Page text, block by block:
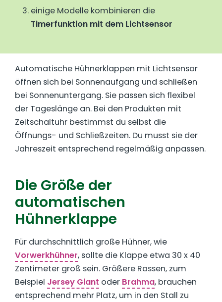
einige Modelle kombinieren die
Timerfunktion mit dem Lichtsensor
Automatische Hühnerklappen mit Lichtsensor
öffnen sich bei Sonnenaufgang und schließen
bei Sonnenuntergang. Sie passen sich flexibel
der Tageslänge an. Bei den Produkten mit
Zeitschaltuhr bestimmst du selbst die
Öffnungs- und Schließzeiten. Du musst sie der
Jahreszeit entsprechend regelmäßig anpassen.
Die Größe der
automatischen
Hühnerklappe
Für durchschnittlich große Hühner, wie
Vorwerkhühner, sollte die Klappe etwa 30 x 40
Zentimeter groß sein. Größere Rassen, zum
Beispiel Jersey Giant oder Brahma, brauchen
entsprechend mehr Platz, um in den Stall zu